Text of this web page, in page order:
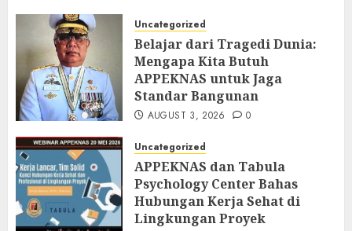
Uncategorized
Belajar dari Tragedi Dunia:
Mengapa Kita Butuh
APPEKNAS untuk Jaga
Standar Bangunan
AUGUST 3, 2026 0
Uncategorized
APPEKNAS dan Tabula
Psychology Center Bahas
Hubungan Kerja Sehat di
Lingkungan Proyek